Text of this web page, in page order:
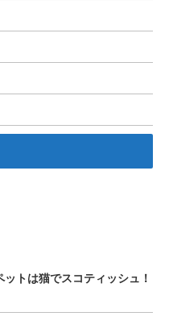
ットは猫でスコティッシュ！